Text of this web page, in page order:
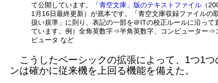
て公開しています。
「青空文庫」版のテキストファイル （
1月16日最終更新）が底本です。「青空文庫収録ファイルの
扱い規準」に則り、表記の一部を＠ITの校正ルールに沿って
ています。例）全角英数字⇒半角英数字、コンピューター⇒
ピュータ など
こうしたベーシックの拡張によって、1つ1つ
ンは確かに従来機を上回る機能を備えた。